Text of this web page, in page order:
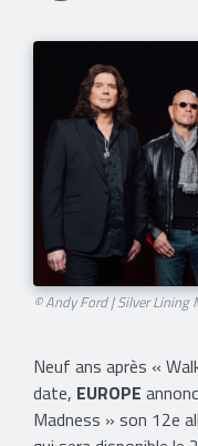
© Andy Ford | Silver Lining
Neuf ans après «
date, EUROPE
Madness » son 12e